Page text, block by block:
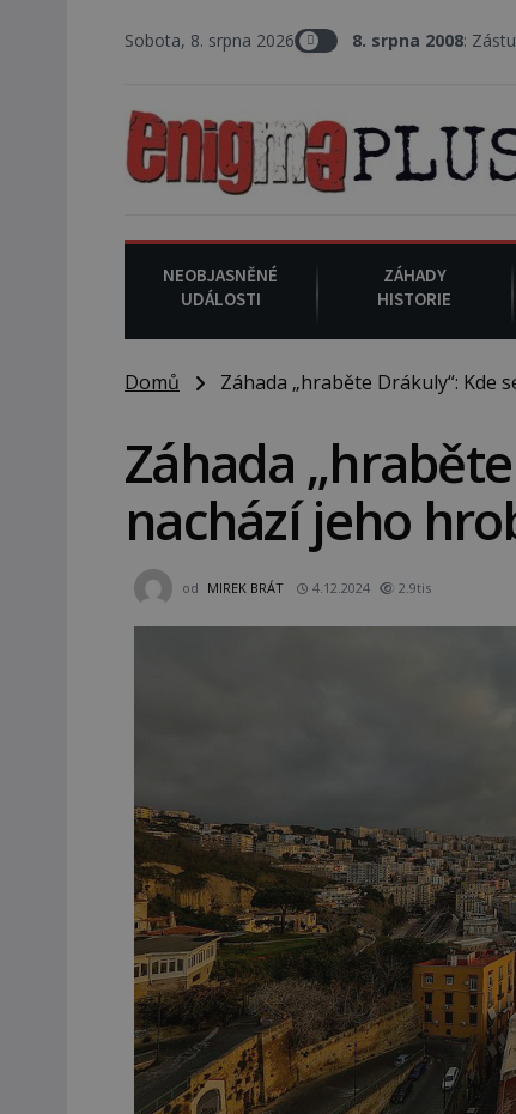
Sobota, 8. srpna 2026
8. srpna 2008: Zástupce šerifa v
NEOBJASNĚNÉ
UDÁLOSTI
ZÁHADY
HISTORIE
Domů Záhada „hraběte Drákuly“: Kde
Záhada
nachází jeho
od MIREK BRÁT 4.12.2024 2.9tis